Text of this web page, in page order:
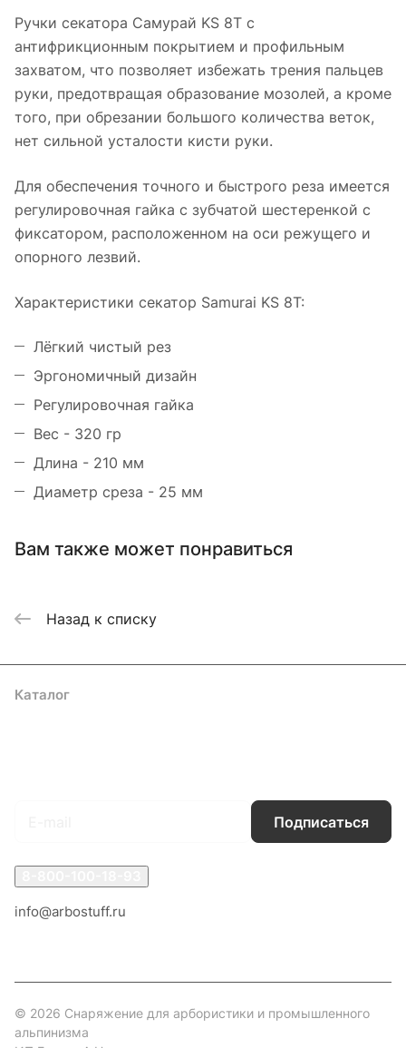
Ручки секатора Самурай KS 8T с
антифрикционным покрытием и профильным
захватом, что позволяет избежать трения пальцев
руки, предотвращая образование мозолей, а кроме
того, при обрезании большого количества веток,
нет сильной усталости кисти руки.
Для обеспечения точного и быстрого реза имеется
регулировочная гайка с зубчатой шестеренкой с
фиксатором, расположенном на оси режущего и
опорного лезвий.
Характеристики секатор Samurai KS 8T:
Лёгкий чистый рез
Эргономичный дизайн
Регулировочная гайка
Вес - 320 гр
Длина - 210 мм
Диаметр среза - 25 мм
Вам также может понравиться
Назад к списку
Каталог
Подписаться
info@arbostuff.ru
© 2026 Снаряжение для арбористики и промышленного
альпинизма